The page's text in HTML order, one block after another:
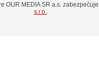
OUR MEDIA SR a.s. zabezpečuje
s.r.o.